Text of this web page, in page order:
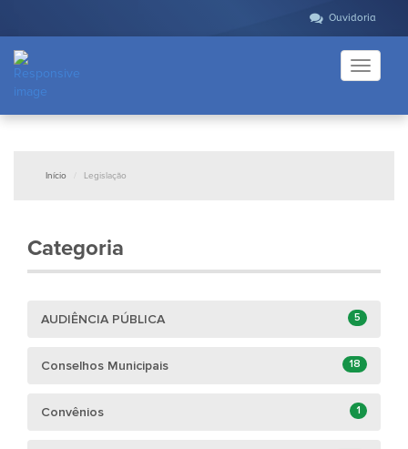
Ouvidoria
Toggle
Início Legislação
Categoria
AUDIÊNCIA PÚBLICA 5
Conselhos Municipais 18
Convênios 1